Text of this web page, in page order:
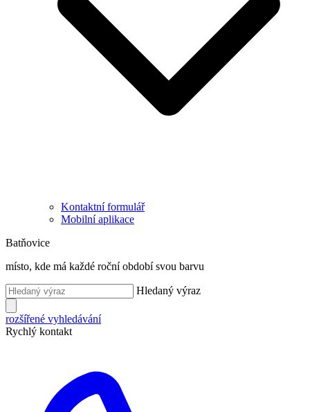
Kontaktní formulář
Mobilní aplikace
Batňovice
místo, kde má každé roční období svou barvu
Hledaný výraz
rozšířené vyhledávání
Rychlý kontakt